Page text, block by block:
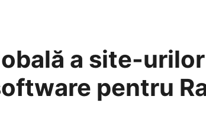
a site-
pentru